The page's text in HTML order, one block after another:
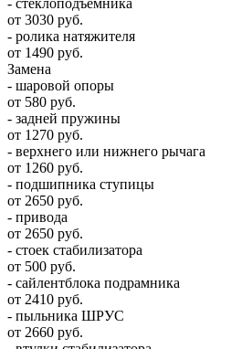
- стеклоподъемника
от 3030 руб.
- ролика натяжителя
от 1490 руб.
Замена
- шаровой опоры
от 580 руб.
- задней пружины
от 1270 руб.
- верхнего или нижнего рычага
от 1260 руб.
- подшипника ступицы
от 2650 руб.
- привода
от 2650 руб.
- стоек стабилизатора
от 500 руб.
- сайлентблока подрамника
от 2410 руб.
- пыльника ШРУС
от 2660 руб.